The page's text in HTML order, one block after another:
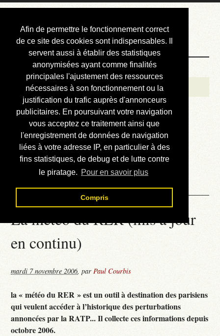
Afin de permettre le fonctionnement correct
de ce site des cookies sont indispensables. Il
servent aussi à établir des statistiques
anonymisées ayant comme finalités
principales l'ajustement des ressources
nécessaires à son fonctionnement ou la
justification du trafic auprès d'annonceurs
publicitaires. En poursuivant votre navigation
vous acceptez ce traitement ainsi que
l'enregistrement de données de navigation
liées à votre adresse IP, en particulier à des
fins statistiques, de debug et de lutte contre
le piratage. Pour en savoir plus
Compris
Courbis, « LE »
Blog Officiel
Bienvenue
Réalisations
Divers (et d’été)
Annonces
Liens externes
Téléchargement
Contact
La météo du RER (mis à jour
en continu)
mardi 7 novembre 2006,parPaul Courbis
la « météo du RER » est un outil à destination des parisiens
qui veulent accéder à l’historique des perturbations
annoncées par la RATP... Il collecte ces informations depuis
octobre 2006.